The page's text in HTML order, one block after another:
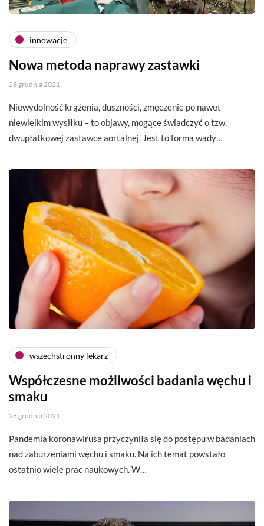
innowacje
Nowa metoda naprawy zastawki
28 grudnia 2021
Niewydolność krążenia, duszności, zmęczenie po nawet
niewielkim wysiłku – to objawy, mogące świadczyć o tzw.
dwupłatkowej zastawce aortalnej. Jest to forma wady…
wszechstronny lekarz
Współczesne możliwości badania węchu i
smaku
28 grudnia 2021
Pandemia koronawirusa przyczyniła się do postępu w badaniach
nad zaburzeniami węchu i smaku. Na ich temat powstało
ostatnio wiele prac naukowych. W…